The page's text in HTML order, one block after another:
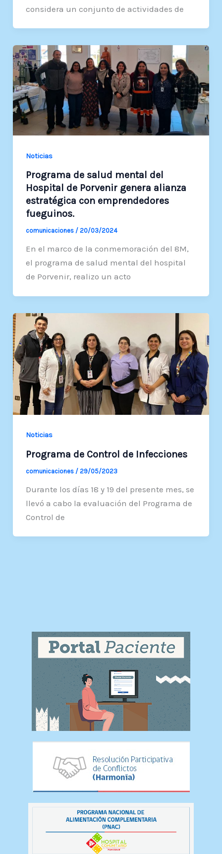
considera un conjunto de actividades de
Noticias
Programa de salud mental del
Hospital de Porvenir genera alianza
estratégica con emprendedores
fueguinos.
comunicaciones / 20/03/2024
En el marco de la conmemoración del 8M,
el programa de salud mental del hospital
de Porvenir, realizo un acto
Noticias
Programa de Control de Infecciones
comunicaciones / 29/05/2023
Durante los días 18 y 19 del presente mes, se
llevó a cabo la evaluación del Programa de
Control de